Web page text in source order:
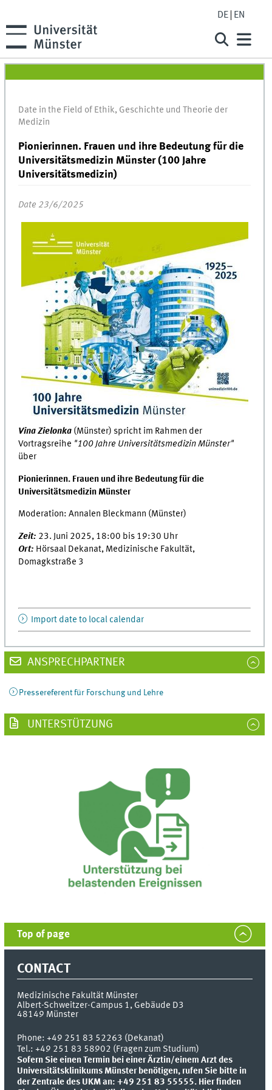
DE EN
Date in the Field of Ethik, Geschichte und Theorie der
Medizin
Pionierinnen. Frauen und ihre Bedeutung für die
Universitätsmedizin Münster (100 Jahre
Universitätsmedizin)
Date 23/6/2025
Vina Zielonka (Münster) spricht im Rahmen der
Vortragsreihe "100 Jahre Universitätsmedizin Münster"
über
Pionierinnen. Frauen und ihre Bedeutung für die
Universitätsmedizin Münster
Moderation: Annalen Bleckmann (Münster)
Zeit: 23. Juni 2025, 18:00 bis 19:30 Uhr
Ort: Hörsaal Dekanat, Medizinische Fakultät,
Domagkstraße 3
Import date to local calendar
ANSPRECHPARTNER
Pressereferent für Forschung und Lehre
UNTERSTÜTZUNG
Top of page
CONTACT
Medizinische Fakultät Münster
Albert-Schweitzer-Campus 1, Gebäude D3
48149 Münster
Phone:+49 251 83 52263 (Dekanat)
Tel.: +49 251 83 58902 (Fragen zum Studium)
Sofern Sie einen Termin bei einer Ärztin/einem Arzt des
Universitätsklinikums Münster benötigen, rufen Sie bitte in
der Zentrale des UKM an: +49 251 83 55555. Hier finden